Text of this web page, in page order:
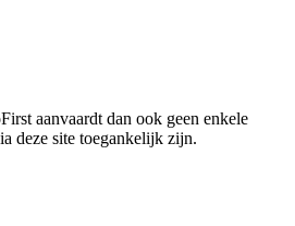
aanvaardt dan ook geen enkele
deze site toegankelijk zijn.